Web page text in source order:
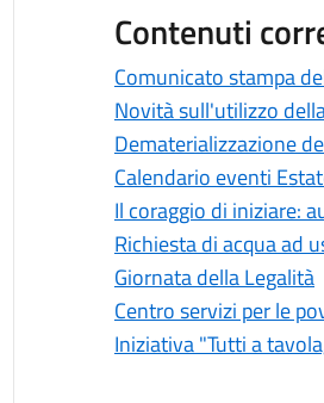
Contenuti
Comunicato stampa
Novità sull'utilizzo
Dematerializzazione
Calendario eventi
Il coraggio di iniziare:
Richiesta di acqua ad
Giornata della Legalità
Centro servizi per le
Iniziativa "Tutti a